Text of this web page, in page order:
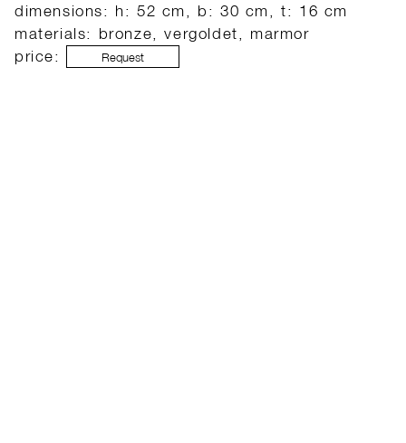
dimensions: h: 52 cm, b: 30 cm, t: 16 cm
materials: bronze, vergoldet, marmor
price:
Request